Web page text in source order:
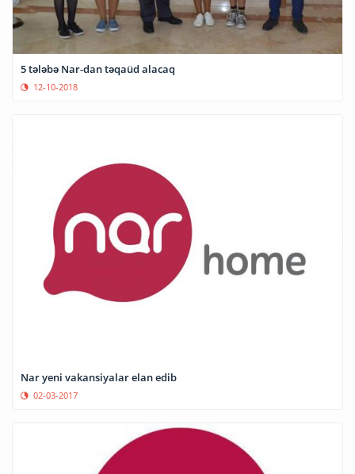
5 tələbə Nar-dan təqaüd alacaq
12-10-2018
Nar yeni vakansiyalar elan edib
02-03-2017